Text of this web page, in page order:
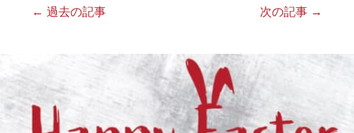
← 過去の記事 次の記事 →